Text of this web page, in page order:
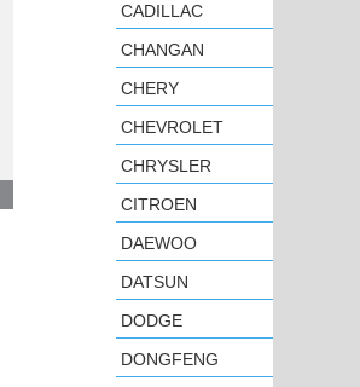
CADILLAC
CHANGAN
CHERY
CHEVROLET
CHRYSLER
CITROEN
DAEWOO
DATSUN
DODGE
DONGFENG